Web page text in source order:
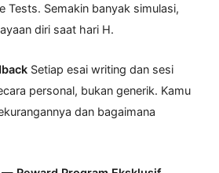
Tests. Semakin banyak simulasi,
diri saat hari H.
Setiap esai writing dan sesi
personal, bukan generik. Kamu
dan bagaimana